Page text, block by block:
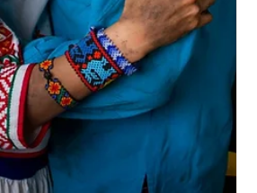
más allá de lo evidente, poniendo
y en aquello que, aunque no siempre es
la arquitectura de la vida. ¿Quién es